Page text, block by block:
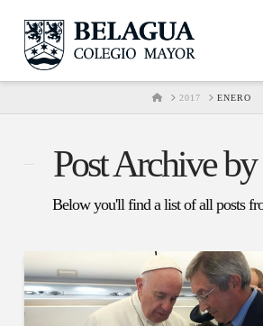
HOME
2017 ENERO
Post Archive
Below you'll find a list of all posts